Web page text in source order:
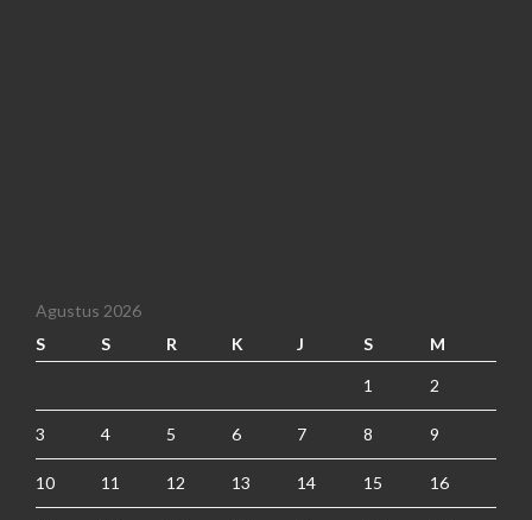
Agustus 2026
S
S R K J S M
1 2
3 4 5 6 7 8 9
10 11 12 13 14 15 16